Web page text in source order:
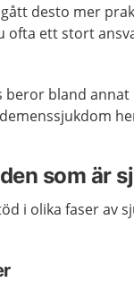
desto mer
ofta ett stort
beror bland
som är
i olika faser av